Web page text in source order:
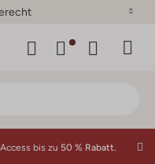
bis zu 50 % Rabatt.